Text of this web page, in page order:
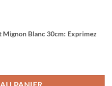
Mignon Blanc 30cm: Exprimez